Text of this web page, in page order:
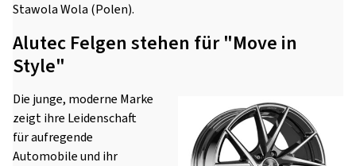
Stawola Wola (Polen).
Alutec Felgen stehen für "Move in
Style"
Die junge, moderne Marke
zeigt ihre Leidenschaft
für aufregende
Automobile und ihr